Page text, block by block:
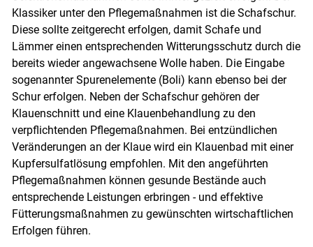
Klassiker unter den Pflegemaßnahmen ist die Schafschur.
Diese sollte zeitgerecht erfolgen, damit Schafe und
Lämmer einen entsprechenden Witterungsschutz durch die
bereits wieder angewachsene Wolle haben. Die Eingabe
sogenannter Spurenelemente (Boli) kann ebenso bei der
Schur erfolgen. Neben der Schafschur gehören der
Klauenschnitt und eine Klauenbehandlung zu den
verpflichtenden Pflegemaßnahmen. Bei entzündlichen
Veränderungen an der Klaue wird ein Klauenbad mit einer
Kupfersulfatlösung empfohlen. Mit den angeführten
Pflegemaßnahmen können gesunde Bestände auch
entsprechende Leistungen erbringen - und effektive
Fütterungsmaßnahmen zu gewünschten wirtschaftlichen
Erfolgen führen.